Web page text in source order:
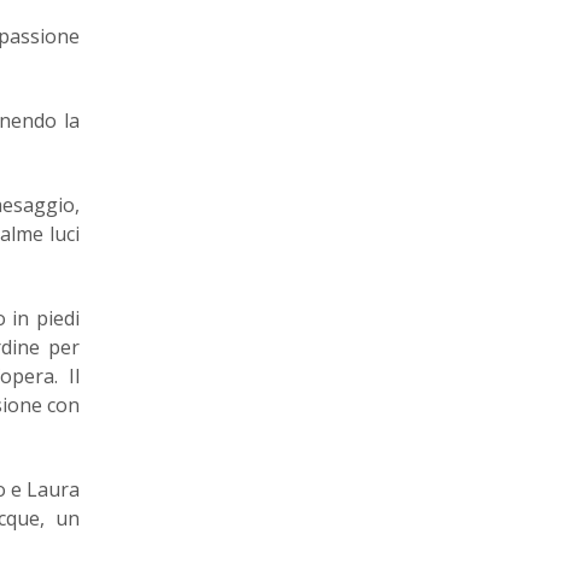
la
luci
in piedi
per
Il
con
e Laura
un